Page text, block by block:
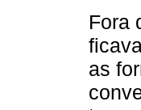
Fora
as